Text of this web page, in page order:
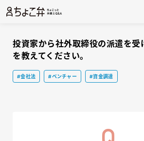
投資家から社外取締役の派遣を受
を教えてください。
#会社法 #ベンチャー #資金調達